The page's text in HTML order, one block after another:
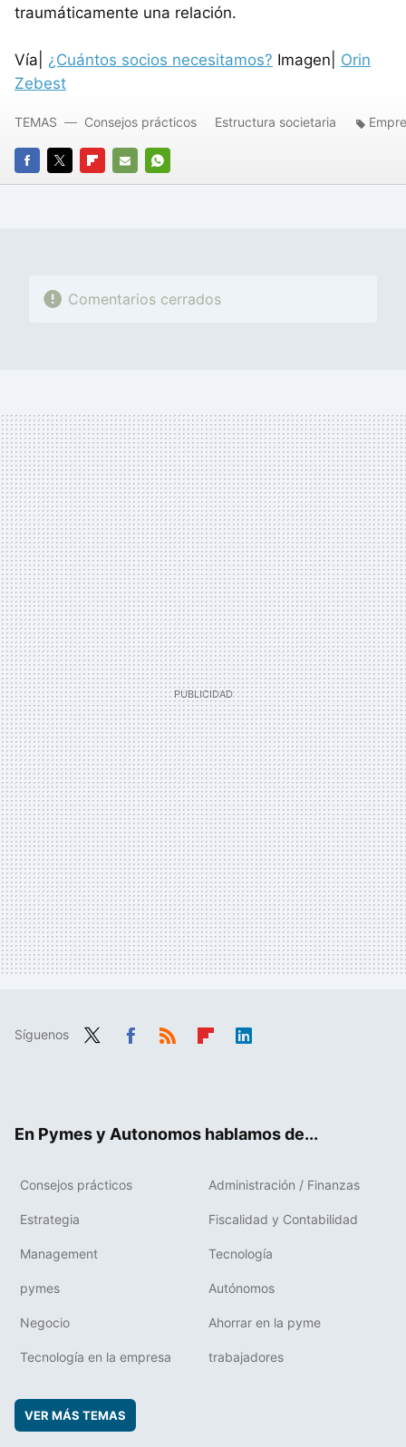
traumáticamente una relación.
Vía| ¿Cuántos socios necesitamos? Imagen| Orin
Zebest
FACEBOOK
TWITTERFLIPBOARD
E-
WHATSAPP
TEMAS Consejos prácticos Estructura societaria
Comentarios cerrados
Síguenos
En Pymes y Autonomos hablamos de...
Consejos prácticos Administración / Finanzas
Estrategia Fiscalidad y Contabilidad
Management Tecnología
pymes Autónomos
Negocio Ahorrar en la pyme
Tecnología en la empresa trabajadores
VER MÁS TEMAS